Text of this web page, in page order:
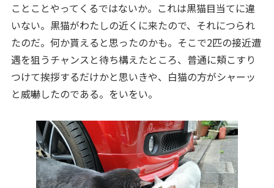
ことことやってくるではないか。これは黒猫目当てに違
いない。黒猫がわたしの近くに来たので、それにつられ
たのだ。何か貰えると思ったのかも。そこで2匹の接近遭
遇を狙うチャンスと待ち構えたところ、普通に頬こすり
つけて挨拶するだけかと思いきや、白猫の方がシャーッ
と威嚇したのである。をいをい。